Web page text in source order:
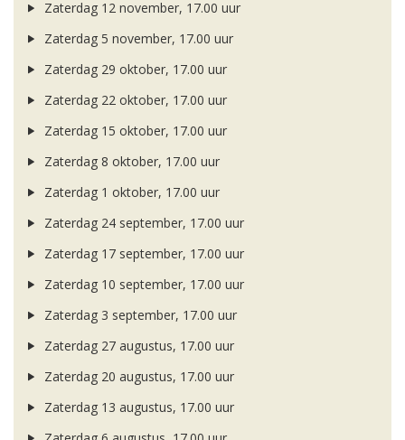
Zaterdag 12 november, 17.00 uur
Zaterdag 5 november, 17.00 uur
Zaterdag 29 oktober, 17.00 uur
Zaterdag 22 oktober, 17.00 uur
Zaterdag 15 oktober, 17.00 uur
Zaterdag 8 oktober, 17.00 uur
Zaterdag 1 oktober, 17.00 uur
Zaterdag 24 september, 17.00 uur
Zaterdag 17 september, 17.00 uur
Zaterdag 10 september, 17.00 uur
Zaterdag 3 september, 17.00 uur
Zaterdag 27 augustus, 17.00 uur
Zaterdag 20 augustus, 17.00 uur
Zaterdag 13 augustus, 17.00 uur